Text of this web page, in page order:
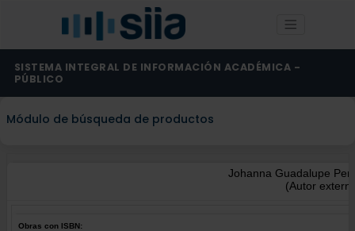
SISTEMA INTEGRAL DE INFORMACIÓN ACADÉMICA -
PÚBLICO
Módulo de búsqueda de productos
Johanna Guadalupe
(Autor
Obras con ISBN: